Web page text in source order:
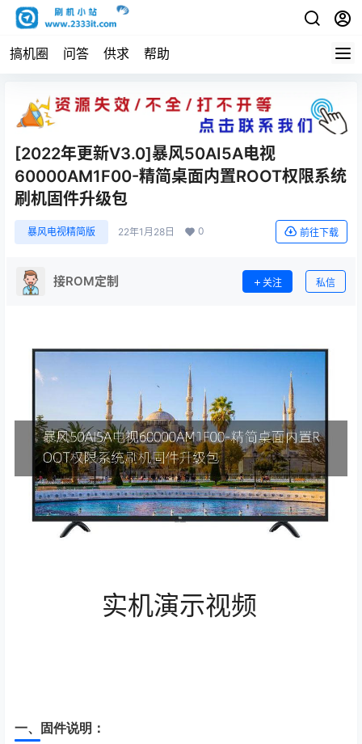
搞机圈 问答 供求 帮助
[2022年更新V3.0]暴风50AI5A电视
60000AM1F00-精简桌面内置ROOT权限系统
刷机固件升级包
暴风电视精简版 22年1月28日 0 前往下载
接ROM定制 关注 私信
实机演示视频
一、固件说明：